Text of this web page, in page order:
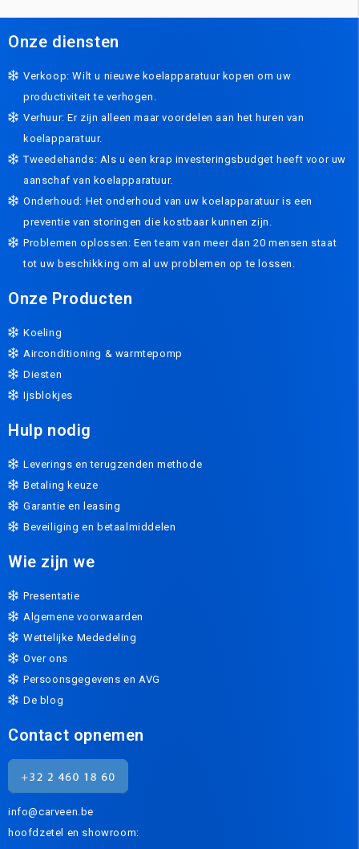
Onze diensten
Verkoop: Wilt u nieuwe koelapparatuur kopen om uw
productiviteit te verhogen.
Verhuur: Er zijn alleen maar voordelen aan het huren van
koelapparatuur.
Tweedehands: Als u een krap investeringsbudget heeft voor uw
aanschaf van koelapparatuur.
Onderhoud: Het onderhoud van uw koelapparatuur is een
preventie van storingen die kostbaar kunnen zijn.
Problemen oplossen: Een team van meer dan 20 mensen staat
tot uw beschikking om al uw problemen op te lossen.
Onze Producten
Koeling
Airconditioning & warmtepomp
Diesten
Ijsblokjes
Hulp nodig
Leverings en terugzenden methode
Betaling keuze
Garantie en leasing
Beveiliging en betaalmiddelen
Wie zijn we
Presentatie
Algemene voorwaarden
Wettelijke Mededeling
Over ons
Persoonsgegevens en AVG
De blog
Contact opnemen
info@carveen.be
hoofdzetel en showroom: